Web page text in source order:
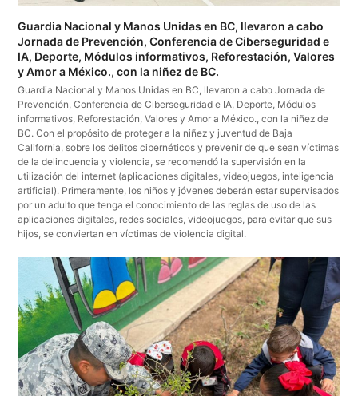
Guardia Nacional y Manos Unidas en BC, llevaron a cabo
Jornada de Prevención, Conferencia de Ciberseguridad e
IA, Deporte, Módulos informativos, Reforestación, Valores
y Amor a México., con la niñez de BC.
Guardia Nacional y Manos Unidas en BC, llevaron a cabo Jornada de
Prevención, Conferencia de Ciberseguridad e IA, Deporte, Módulos
informativos, Reforestación, Valores y Amor a México., con la niñez de
BC. Con el propósito de proteger a la niñez y juventud de Baja
California, sobre los delitos cibernéticos y prevenir de que sean víctimas
de la delincuencia y violencia, se recomendó la supervisión en la
utilización del internet (aplicaciones digitales, videojuegos, inteligencia
artificial). Primeramente, los niños y jóvenes deberán estar supervisados
por un adulto que tenga el conocimiento de las reglas de uso de las
aplicaciones digitales, redes sociales, videojuegos, para evitar que sus
hijos, se conviertan en víctimas de violencia digital.